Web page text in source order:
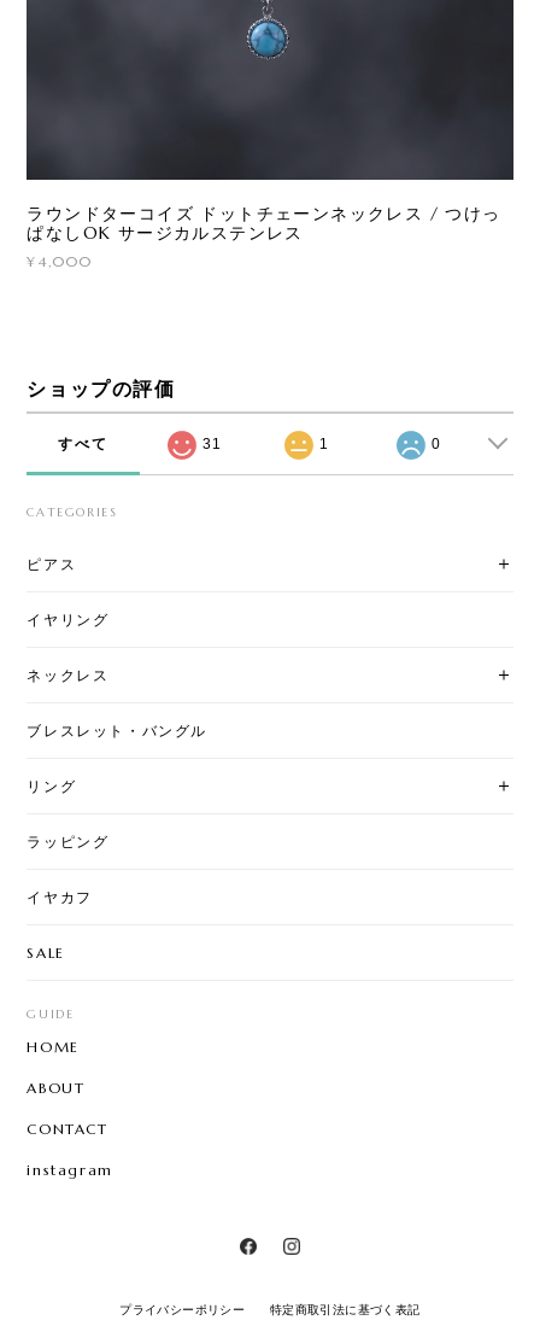
ラウンドターコイズ ドットチェーンネックレス / つけっ
ぱなしOK サージカルステンレス
¥4,000
ショップの評価
すべて 31 1 0
CATEGORIES
ピアス
イヤリング
ネックレス
ブレスレット・バングル
リング
ラッピング
イヤカフ
SALE
GUIDE
HOME
ABOUT
CONTACT
instagram
プライバシーポリシー 特定商取引法に基づく表記